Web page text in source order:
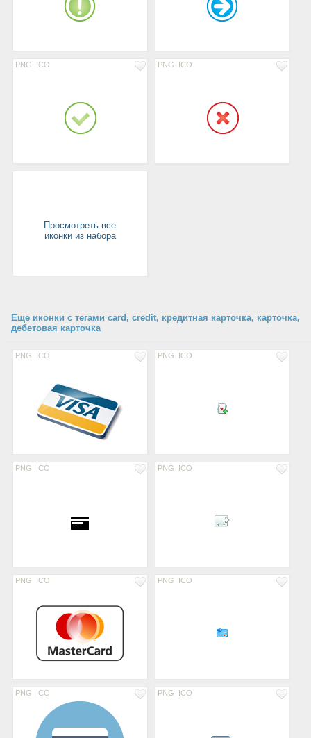
PNG ICO PNG ICO
Просмотреть все
иконки из набора
Еще иконки с тегами card, credit, кредитная карточка, карточка,
дебетовая карточка
PNG ICO PNG ICO
PNG ICO PNG ICO
PNG ICO PNG ICO
PNG ICO PNG ICO